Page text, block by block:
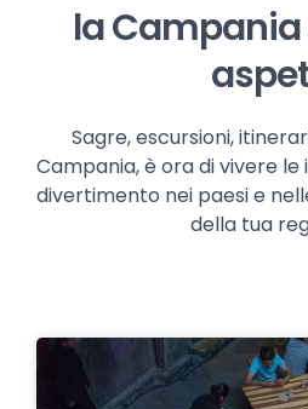
la
Sagre, escursioni,
Campania, è ora di vivere
divertimento nei paesi e
della tua